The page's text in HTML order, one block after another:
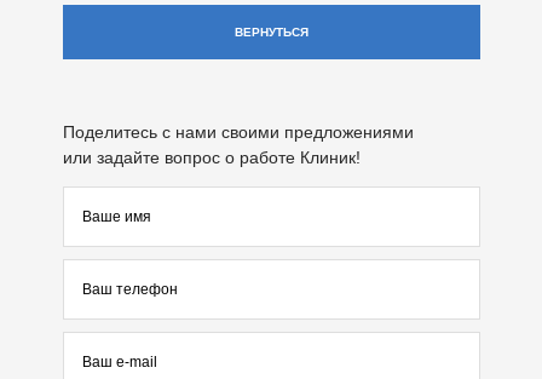
ВЕРНУТЬСЯ
Поделитесь с нами своими предложениями
или задайте вопрос о работе Клиник!